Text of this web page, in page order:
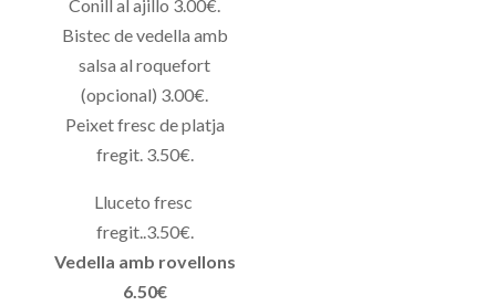
Conill al ajillo 3.00€.
Bistec de vedella amb
salsa al roquefort
(opcional) 3.00€.
Peixet fresc de platja
fregit. 3.50€.
Lluceto fresc
fregit..3.50€.
Vedella amb rovellons
6.50€